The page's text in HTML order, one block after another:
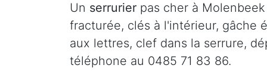
Un serrurier pas cher à
fracturée, clés à l'intérieur, gâche
aux lettres, clef dans la serrure,
téléphone au 0485 71 83 86.